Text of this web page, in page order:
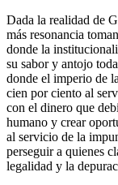
Dada la realidad de
más resonancia
donde la
su sabor y antojo
donde el imperio de
cien por ciento al
con el dinero que
humano y crear
al servicio de la
perseguir a quienes
legalidad y la